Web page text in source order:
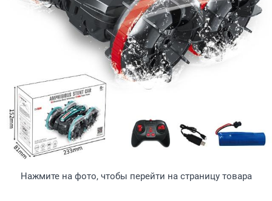
Нажмите на фото, чтобы перейти на страницу товара